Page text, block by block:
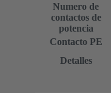
Numero de
contactos de
potencia
Contacto PE
Detalles